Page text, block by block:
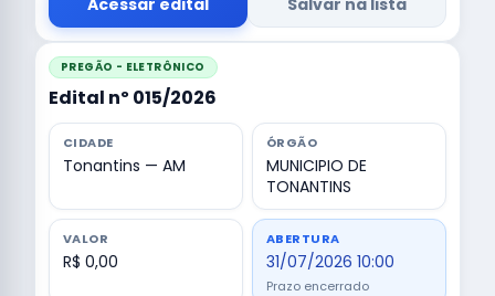
Acessar edital Salvar na lista
PREGÃO - ELETRÔNICO
Edital nº 015/2026
CIDADE
Tonantins — AM
ÓRGÃO
MUNICIPIO DE
TONANTINS
VALOR
R$ 0,00
ABERTURA
31/07/2026 10:00
Prazo encerrado